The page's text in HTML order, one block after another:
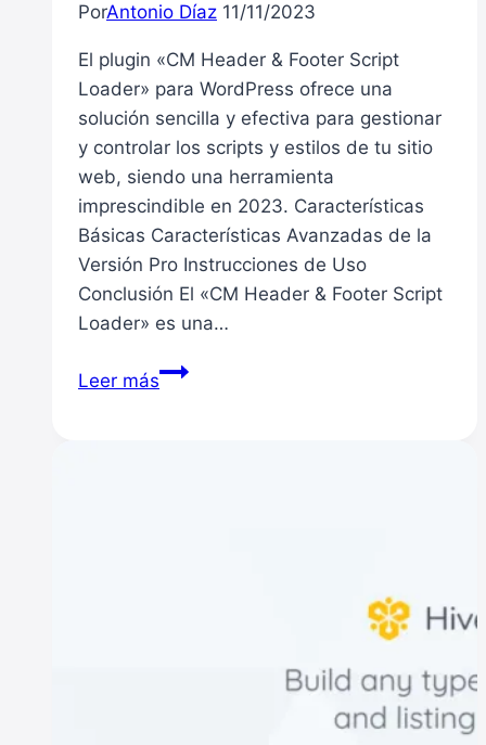
PorAntonio Díaz 11/11/2023
El plugin «CM Header & Footer Script
Loader» para WordPress ofrece una
solución sencilla y efectiva para gestionar
y controlar los scripts y estilos de tu sitio
web, siendo una herramienta
imprescindible en 2023. Características
Básicas Características Avanzadas de la
Versión Pro Instrucciones de Uso
Conclusión El «CM Header & Footer Script
Loader» es una…
Leer másGestiona